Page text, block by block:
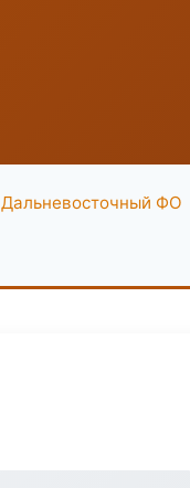
Дальневосточный ФО